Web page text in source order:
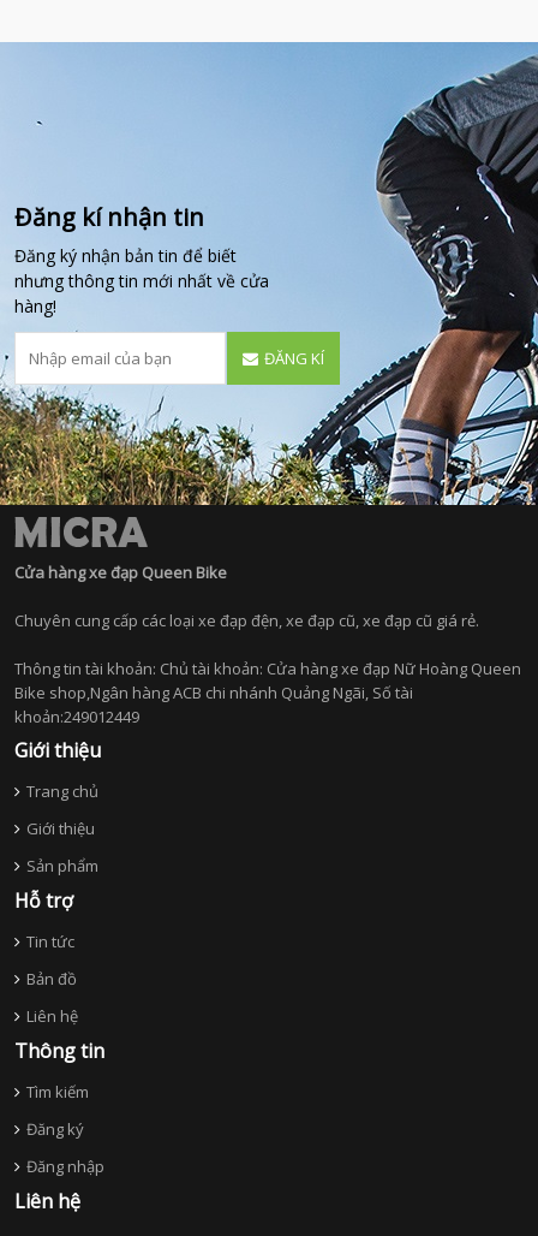
Đăng kí nhận tin
Đăng ký nhận bản tin để biết
nhưng thông tin mới nhất về cửa
hàng!
ĐĂNG KÍ
Cửa hàng xe đạp Queen Bike
Chuyên cung cấp các loại xe đạp đện, xe đạp cũ, xe đạp cũ giá rẻ.
Thông tin tài khoản: Chủ tài khoản: Cửa hàng xe đạp Nữ Hoàng Queen
Bike shop,Ngân hàng ACB chi nhánh Quảng Ngãi, Số tài
khoản:249012449
Giới thiệu
Trang chủ
Giới thiệu
Sản phẩm
Hỗ trợ
Tin tức
Bản đồ
Liên hệ
Thông tin
Tìm kiếm
Đăng ký
Đăng nhập
Liên hệ